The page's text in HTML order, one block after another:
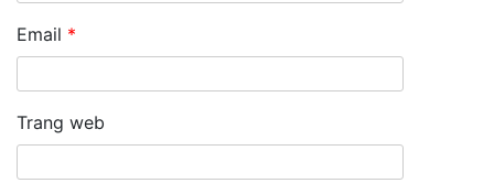
Email *
Trang web